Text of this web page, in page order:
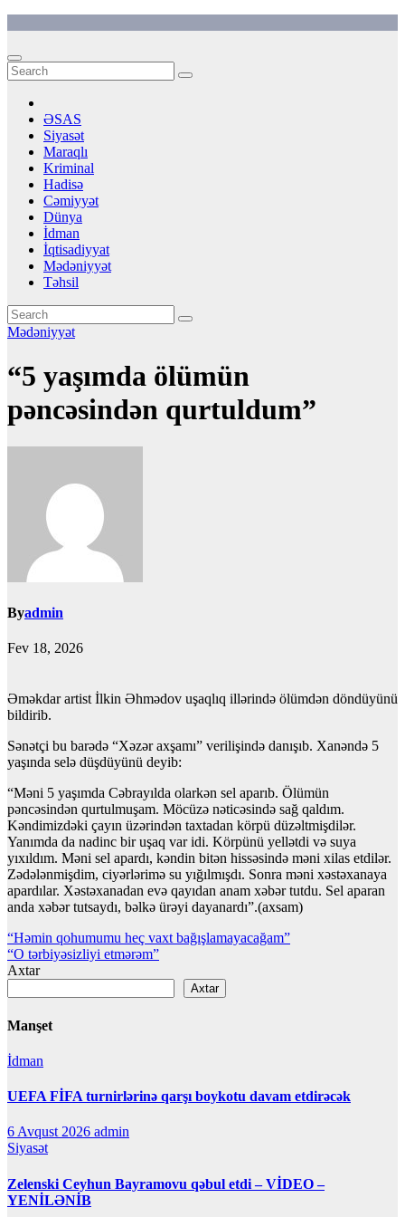
content
ƏSAS
Siyasət
Maraqlı
Kriminal
Hadisə
Cəmiyyət
Dünya
İdman
İqtisadiyyat
Mədəniyyət
Təhsil
Mədəniyyət
“5 yaşımda ölümün
pəncəsindən qurtuldum”
Byadmin
Fev 18, 2026
Əməkdar artist İlkin Əhmədov uşaqlıq illərində ölümdən döndüyünü
bildirib.
Sənətçi bu barədə “Xəzər axşamı” verilişində danışıb. Xanəndə 5
yaşında selə düşdüyünü deyib:
“Məni 5 yaşımda Cəbrayılda olarkən sel aparıb. Ölümün
pəncəsindən qurtulmuşam. Möcüzə nəticəsində sağ qaldım.
Kəndimizdəki çayın üzərindən taxtadan körpü düzəltmişdilər.
Yanımda da nadinc bir uşaq var idi. Körpünü yellətdi və suya
yıxıldım. Məni sel apardı, kəndin bitən hissəsində məni xilas etdilər.
Zədələnmişdim, ciyərlərimə su yığılmışdı. Sonra məni xəstəxanaya
apardılar. Xəstəxanadan evə qayıdan anam xəbər tutdu. Sel aparan
anda xəbər tutsaydı, bəlkə ürəyi dayanardı”.(axsam)
Yazı
naviqasiyası
“Həmin qohumumu heç vaxt bağışlamayacağam”
“O tərbiyəsizliyi etmərəm”
Axtar
Axtar
Manşet
İdman
UEFA FİFA turnirlərinə qarşı boykotu davam etdirəcək
6 Avqust 2026 admin
Siyasət
Zelenski Ceyhun Bayramovu qəbul etdi – VİDEO –
YENİLƏNİB